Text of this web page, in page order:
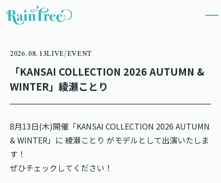
2026.08.13LIVE/EVENT
「KANSAI COLLECTION 2026 AUTUMN &
WINTER」綾瀬ことり
8月13日(木)開催「KANSAI COLLECTION 2026 AUTUMN
& WINTER」に 綾瀬ことり がモデルとして出演いたしま
す！
ぜひチェックしてください！